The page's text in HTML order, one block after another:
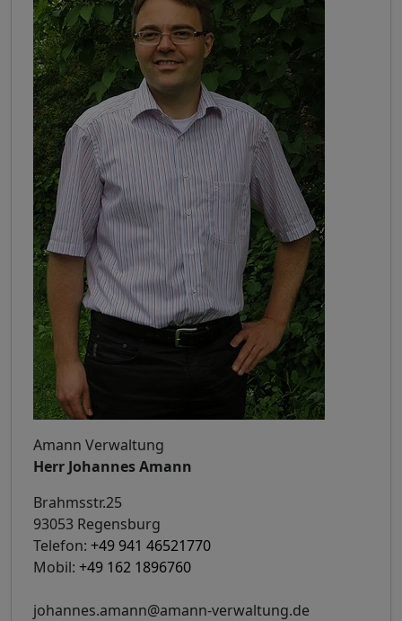
Amann Verwaltung
Herr Johannes Amann
Brahmsstr.25
93053 Regensburg
Telefon: +49 941 46521770
Mobil: +49 162 1896760
johannes.amann@amann-verwaltung.de